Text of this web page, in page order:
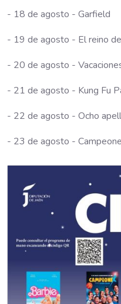
- 18 de agosto - Garfield
- 19 de agosto - El reino
- 20 de agosto -
- 21 de agosto - Kung Fu
- 22 de agosto - Ocho
- 23 de agosto -